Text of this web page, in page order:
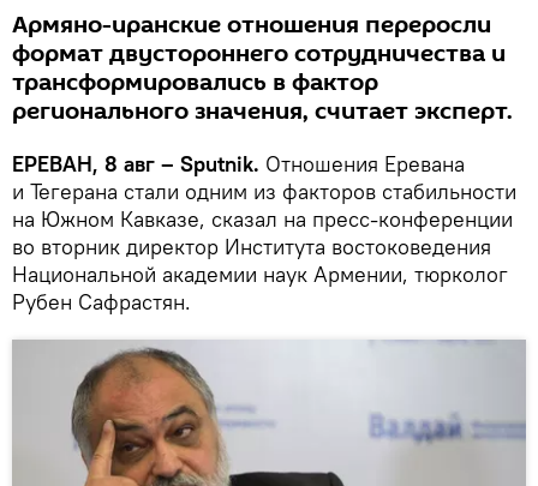
Армяно-иранские отношения переросли
формат двустороннего сотрудничества и
трансформировались в фактор
регионального значения, считает эксперт.
ЕРЕВАН, 8 авг – Sputnik. Отношения Еревана
и Тегерана стали одним из факторов стабильности
на Южном Кавказе, сказал на пресс-конференции
во вторник директор Института востоковедения
Национальной академии наук Армении, тюрколог
Рубен Сафрастян.